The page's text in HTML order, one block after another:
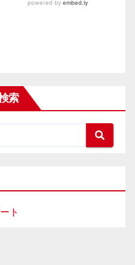
索
ト